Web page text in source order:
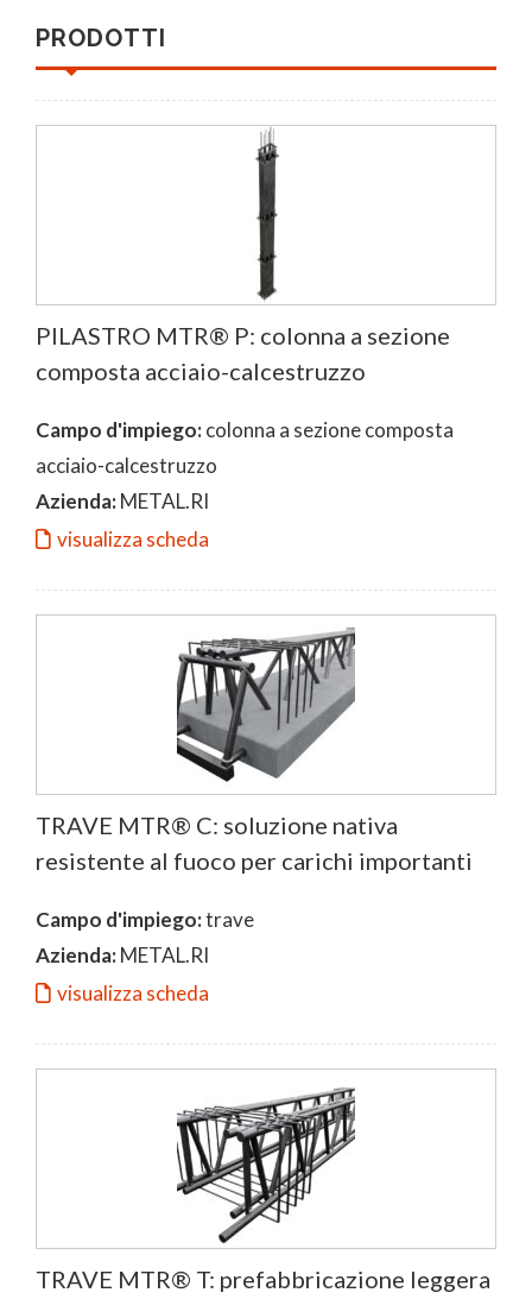
PRODOTTI
PILASTRO MTR® P: colonna a sezione
composta acciaio-calcestruzzo
Campo d'impiego:colonna a sezione composta
acciaio-calcestruzzo
Azienda:METAL.RI
visualizza scheda
TRAVE MTR® C: soluzione nativa
resistente al fuoco per carichi importanti
Campo d'impiego:trave
Azienda:METAL.RI
visualizza scheda
TRAVE MTR® T: prefabbricazione leggera